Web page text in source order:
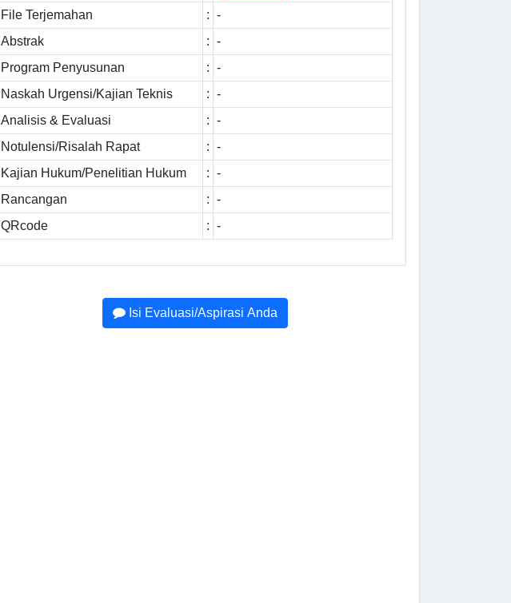
File Terjemahan : -
Abstrak
: -
Program Penyusunan
: -
Naskah Urgensi/Kajian Teknis
: -
Analisis & Evaluasi
: -
Notulensi/Risalah Rapat
: -
Kajian Hukum/Penelitian Hukum
: -
Rancangan
: -
QRcode
: -
Isi Evaluasi/Aspirasi Anda